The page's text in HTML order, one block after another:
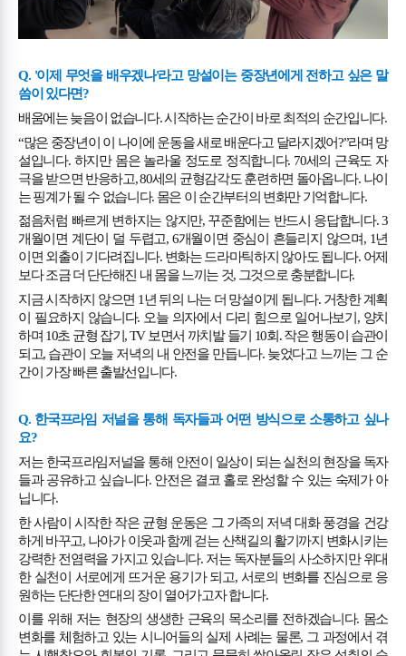
Q. '이제 무엇을 배우겠나'라고 망설이는 중장년에게 전하고 싶은 말
씀이 있다면?
배움에는 늦음이 없습니다.시작하는 순간이 바로 최적의 순간입니다.
“많은 중장년이 이 나이에 운동을 새로 배운다고 달라지겠어?”라며 망
설입니다. 하지만 몸은 놀라울 정도로 정직합니다. 70세의 근육도 자
극을 받으면 반응하고, 80세의 균형감각도 훈련하면 돌아옵니다. 나이
는 핑계가 될 수 없습니다. 몸은 이 순간부터의 변화만 기억합니다.
젊음처럼 빠르게 변하지는 않지만, 꾸준함에는 반드시 응답합니다. 3
개월이면 계단이 덜 두렵고, 6개월이면 중심이 흔들리지 않으며, 1년
이면 외출이 기다려집니다. 변화는 드라마틱하지 않아도 됩니다. 어제
보다 조금 더 단단해진 내 몸을 느끼는 것, 그것으로 충분합니다.
지금 시작하지 않으면 1년 뒤의 나는 더 망설이게 됩니다. 거창한 계획
이 필요하지 않습니다. 오늘 의자에서 다리 힘으로 일어나보기 , 양치
하며 10초 균형 잡기 , TV 보면서 까치발 들기 10회 .작은 행동이 습관이
되고, 습관이 오늘 저녁의 내 안전을 만듭니다. 늦었다고 느끼는 그 순
간이 가장 빠른 출발선입니다.
Q. 한국프라임 저널을 통해 독자들과 어떤 방식으로 소통하고 싶나
요?
저는 한국프라임저널을 통해 안전이 일상이 되는 실천의 현장을 독자
들과 공유하고 싶습니다. 안전은 결코 홀로 완성할 수 있는 숙제가 아
닙니다.
한 사람이 시작한 작은 균형 운동은 그 가족의 저녁 대화 풍경을 건강
하게 바꾸고, 나아가 이웃과 함께 걷는 산책길의 활기까지 변화시키는
강력한 전염력을 가지고 있습니다. 저는 독자분들의 사소하지만 위대
한 실천이 서로에게 뜨거운 용기가 되고, 서로의 변화를 진심으로 응
원하는 단단한 연대의 장이 열어가고자 합니다.
이를 위해 저는 현장의 생생한 근육의 목소리를 전하겠습니다. 몸소
변화를 체험하고 있는 시니어들의 실제 사례는 물론, 그 과정에서 겪